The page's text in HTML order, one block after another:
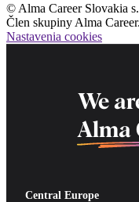
© Alma Career Slovakia
Člen skupiny Alma
Nastavenia cookies
We
Alma
Central Europe